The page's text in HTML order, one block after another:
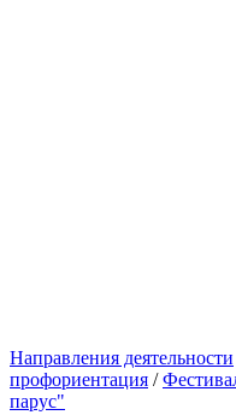
Направления деятельности
профориентация /
парус"